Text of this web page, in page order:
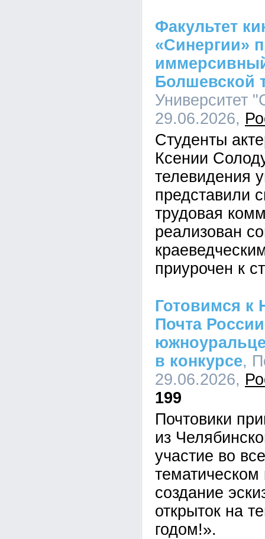
Факультет
«Синергии»
Болшевской
Университет
29.06.2026,
Студенты
Ксении
телевидения
представили
трудовая
реализован
приурочен к
Готовимся к
Почта
в конкурсе,
29.06.2026,
199
Почтовики
из
участие во
тематическом
создание
открыток на
годом!».